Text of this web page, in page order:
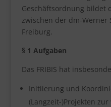
Geschäftsordnung bildet
zwischen der dm-
Freiburg.
§ 1 Aufgaben
Das FRIBIS hat
Initiierung und
(Langzeit-)Projekten